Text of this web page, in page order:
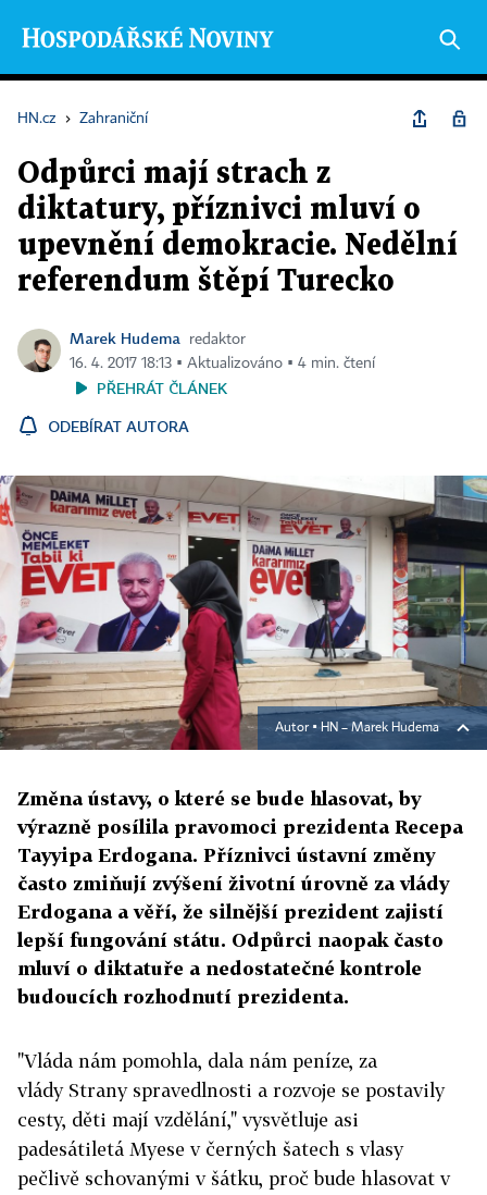
HN.cz › Zahraniční
Odpůrci mají strach z
diktatury, příznivci mluví o
upevnění demokracie. Nedělní
referendum štěpí Turecko
Marek Hudema
redaktor
16. 4. 2017 18:13 ▪ Aktualizováno ▪ 4 min. čtení
PŘEHRÁT ČLÁNEK
ODEBÍRAT AUTORA
Autor ▪ HN – Marek Hudema
Změna ústavy, o které se bude hlasovat, by
výrazně posílila pravomoci prezidenta Recepa
Tayyipa Erdogana. Příznivci ústavní změny
často zmiňují zvýšení životní úrovně za vlády
Erdogana a věří, že silnější prezident zajistí
lepší fungování státu. Odpůrci naopak často
mluví o diktatuře a nedostatečné kontrole
budoucích rozhodnutí prezidenta.
"Vláda nám pomohla, dala nám peníze, za
vlády Strany spravedlnosti a rozvoje se postavily
cesty, děti mají vzdělání," vysvětluje asi
padesátiletá Myese v černých šatech s vlasy
pečlivě schovanými v šátku, proč bude hlasovat v